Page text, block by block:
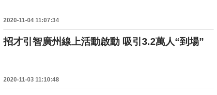
2020-11-04 11:07:34
招才引智廣州線上活動啟動 吸引3.2萬人“到場”
2020-11-03 11:10:48